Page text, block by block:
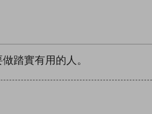
踏實有用的人。